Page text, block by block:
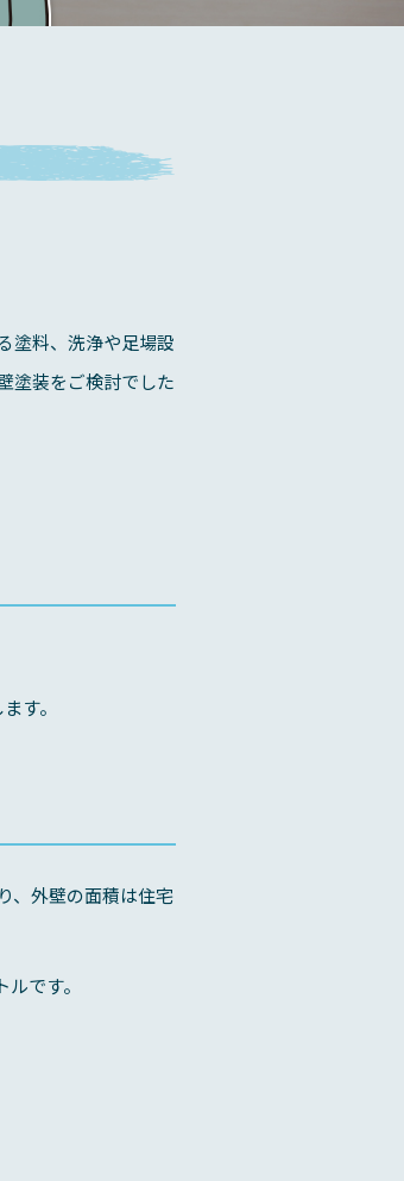
塗料、洗浄や足場設
塗装をご検討でした
す。
、外壁の面積は住宅
です。